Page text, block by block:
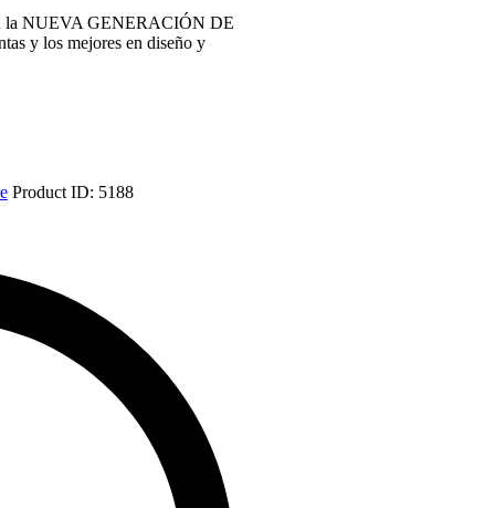
la NUEVA GENERACIÓN DE
y los mejores en diseño y
Product ID: 5188